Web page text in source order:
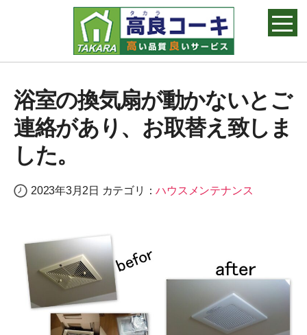
高良コーキ
浴室の換気扇が動かないとご
連絡があり、お取替え致しま
した。
2023年3月2日 カテゴリ：ハウスメンテナンス